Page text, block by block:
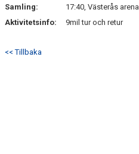
Samling:
17:40, Västerås arena
Aktivitetsinfo:
9mil tur och retur
<< Tillbaka